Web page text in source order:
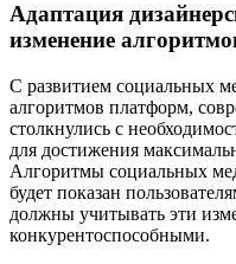
Адаптация
изменение
С развитием социальных
алгоритмов платформ,
столкнулись с
для достижения
Алгоритмы социальных
будет показан
должны учитывать эти
конкурентоспособными.